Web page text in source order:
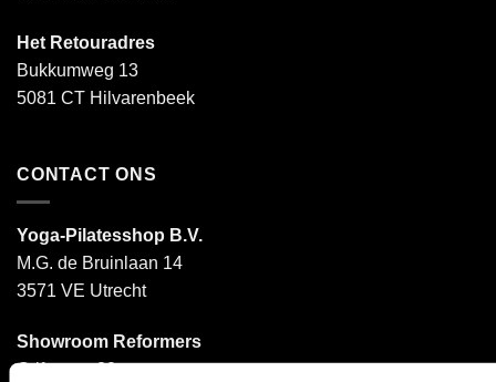
Het Retouradres
Bukkumweg 13
5081 CT Hilvarenbeek
CONTACT ONS
Yoga-Pilatesshop B.V.
M.G. de Bruinlaan 14
3571 VE Utrecht
Showroom Reformers
Griftstraat 20